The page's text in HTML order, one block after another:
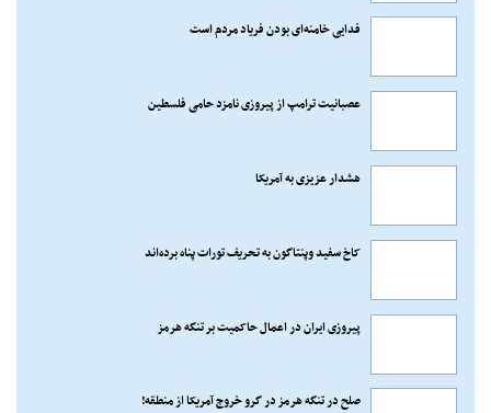
فدایی خامنه‌ای بودن فریاد مردم است
عصبانیت ترامپ از پیروزی نامزد حامی فلسطین
هشدار عزیزی به آمریکا
کاخ سفید وپنتاگون به تحریف تورات پناه برده‌اند
پیروزی ایران در اعمال حاکمیت بر تنگه هرمز
صلح در تنگه هرمز در گرو خروج آمریکا از منطقه!